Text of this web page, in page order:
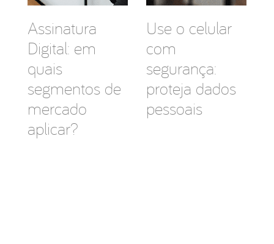
Assinatura
Digital: em
quais
segmentos de
mercado
aplicar?
Use o celular
com
segurança:
proteja dados
pessoais